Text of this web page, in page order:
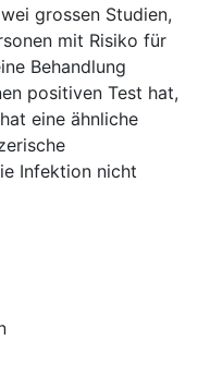
grossen Studien,
mit Risiko für
Behandlung
positiven Test hat,
eine ähnliche
Infektion nicht